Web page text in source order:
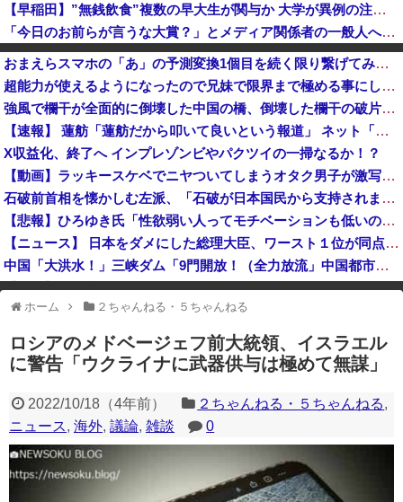
【早稲田】”無銭飲食”複数の早大生が関与か 大学が異例の注意喚起
「今日のお前らが言うな大賞？」とメディア関係者の一般人への苦言にツッコミ殺到、被災地の避難所でカメラまわすのは……
【悲報】アニメーターさん「日本の復興は…中国の温情のおかげだ！」 ← 突っ込み殺到 ｗｗｗｗｗｗｗｗｗ
【地震】東京練馬区で震度2、千葉や神奈川でも揺れ…お前ら気付いた？
おまえらスマホの「あ」の予測変換1個目を続く限り繋げてみろwwwwwww
超能力が使えるようになったので兄妹で限界まで極める事にした件 その１０
強風で欄干が全面的に倒壊した中国の橋、倒壊した欄干の破片を調べると凄まじい事実が発覚して……
【速報】 蓮舫「蓮舫だから叩いて良いという報道」 ネット「高市だから叩いて良いをやってるのがお前だろ」
X収益化、終了へ インプレゾンビやパクツイの一掃なるか！？
【動画】ラッキースケベでニヤついてしまうオタク男子が激写されてしまうｗｗｗｗｗｗ
石破前首相を懐かしむ左派、「石破が日本国民から支持されまくっていた」と主張してしまうも……
【悲報】ひろゆき氏「性欲弱い人ってモチベーションも低いので貧乏人多い」
【ニュース】 日本をダメにした総理大臣、ワースト１位が同点でこの人ｗｗｗｗｗｗ
中国「大洪水！」三峡ダム「9門開放！（全力放流」中国都市「三峡沿線の道路水没」中国政府「高速道路封鎖！」中国ダム「緊急放流に合わせて開門（土砂崩れ発生」→
【画像】 開示請求が届いた…
一部のコンテンツが表示されなくなったり、サイト全体のレイアウトが崩れ
たりする場合があります。
ホーム ２ちゃんねる・５ちゃんねる
ロシアのメドベージェフ前大統領、イスラエル
に警告「ウクライナに武器供与は極めて無謀」
2022/10/18（4年前） ２ちゃんねる・５ちゃんねる,
ニュース, 海外, 議論, 雑談 0